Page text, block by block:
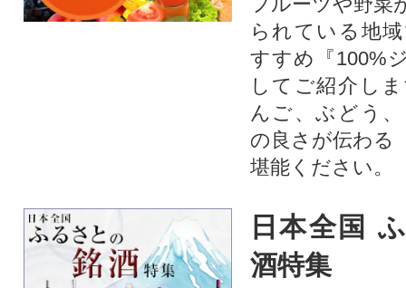
られている地
すすめ『100%
してご紹介し
んご、ぶどう
の良さが伝わる
堪能ください。
日本全国
酒特集